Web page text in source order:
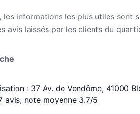
les informations les plus utiles sont
avis laissés par les clients du
: 37 Av. de Vendôme, 41000
avis, note moyenne 3.7/5